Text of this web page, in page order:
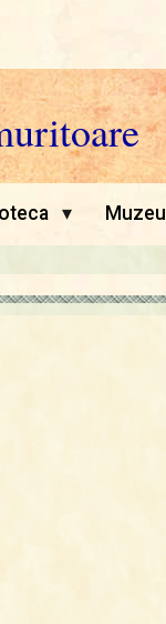
▾ Muzeu